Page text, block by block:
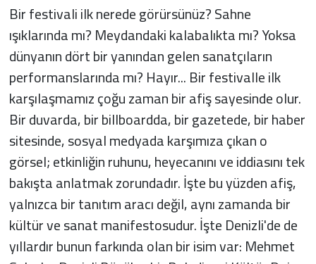
Bir festivali ilk nerede görürsünüz? Sahne
ışıklarında mı? Meydandaki kalabalıkta mı? Yoksa
dünyanın dört bir yanından gelen sanatçıların
performanslarında mı? Hayır... Bir festivalle ilk
karşılaşmamız çoğu zaman bir afiş sayesinde olur.
Bir duvarda, bir billboardda, bir gazetede, bir haber
sitesinde, sosyal medyada karşımıza çıkan o
görsel; etkinliğin ruhunu, heyecanını ve iddiasını tek
bakışta anlatmak zorundadır. İşte bu yüzden afiş,
yalnızca bir tanıtım aracı değil, aynı zamanda bir
kültür ve sanat manifestosudur. İşte Denizli'de de
yıllardır bunun farkında olan bir isim var: Mehmet